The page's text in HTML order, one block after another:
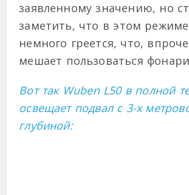
заявленному значению, но
заметить, что в этом
немного греется, что,
мешает пользоваться
Вот так Wuben L50 в полной
освещает подвал с 3-х
глубиной: